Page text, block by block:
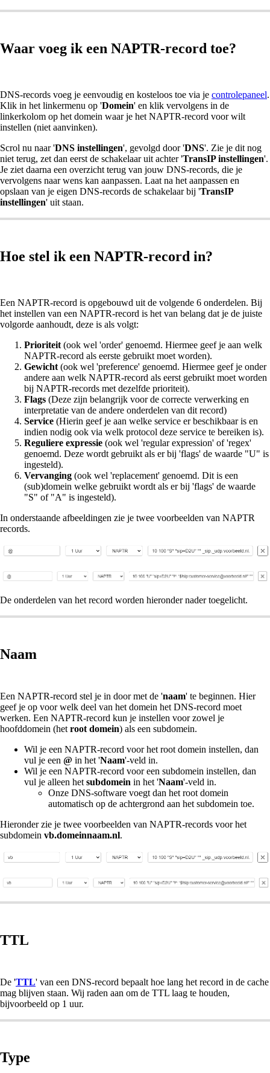
Waar voeg ik een NAPTR-record toe?
DNS-records voeg je eenvoudig en kosteloos toe via je controlepaneel.
Klik in het linkermenu op 'Domein' en klik vervolgens in de
linkerkolom op het domein waar je het NAPTR-record voor wilt
instellen (niet aanvinken).
Scrol nu naar 'DNS instellingen', gevolgd door 'DNS'. Zie je dit nog
niet terug, zet dan eerst de schakelaar uit achter 'TransIP instellingen'.
Je ziet daarna een overzicht terug van jouw DNS-records, die je
vervolgens naar wens kan aanpassen. Laat na het aanpassen en
opslaan van je eigen DNS-records de schakelaar bij 'TransIP
instellingen' uit staan.
Hoe stel ik een NAPTR-record in?
Een NAPTR-record is opgebouwd uit de volgende 6 onderdelen. Bij
het instellen van een NAPTR-record is het van belang dat je de juiste
volgorde aanhoudt, deze is als volgt:
Prioriteit (ook wel 'order' genoemd. Hiermee geef je aan welk
NAPTR-record als eerste gebruikt moet worden).
Gewicht (ook wel 'preference' genoemd. Hiermee geef je onder
andere aan welk NAPTR-record als eerst gebruikt moet worden
bij NAPTR-records met dezelfde prioriteit).
Flags (Deze zijn belangrijk voor de correcte verwerking en
interpretatie van de andere onderdelen van dit record)
Service (Hierin geef je aan welke service er beschikbaar is en
indien nodig ook via welk protocol deze service te bereiken is).
Reguliere expressie (ook wel 'regular expression' of 'regex'
genoemd. Deze wordt gebruikt als er bij 'flags' de waarde "U" is
ingesteld).
Vervanging (ook wel 'replacement' genoemd. Dit is een
(sub)domein welke gebruikt wordt als er bij 'flags' de waarde
"S" of "A" is ingesteld).
In onderstaande afbeeldingen zie je twee voorbeelden van NAPTR
records.
De onderdelen van het record worden hieronder nader toegelicht.
Naam
Een NAPTR-record stel je in door met de 'naam' te beginnen. Hier
geef je op voor welk deel van het domein het DNS-record moet
werken. Een NAPTR-record kun je instellen voor zowel je
hoofddomein (het root domein) als een subdomein.
Wil je een NAPTR-record voor het root domein instellen, dan
vul je een @ in het 'Naam'-veld in.
Wil je een NAPTR-record voor een subdomein instellen, dan
vul je alleen het subdomein in het 'Naam'-veld in.
Onze DNS-software voegt dan het root domein
automatisch op de achtergrond aan het subdomein toe.
Hieronder zie je twee voorbeelden van NAPTR-records voor het
subdomein vb.domeinnaam.nl.
TTL
De 'TTL' van een DNS-record bepaalt hoe lang het record in de cache
mag blijven staan. Wij raden aan om de TTL laag te houden,
bijvoorbeeld op 1 uur.
Type